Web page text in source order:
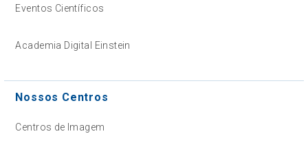
Eventos Científicos
Academia Digital Einstein
Nossos Centros
Centros de Imagem